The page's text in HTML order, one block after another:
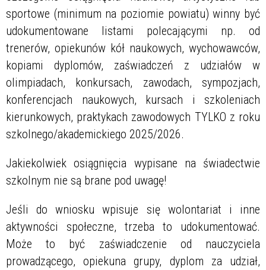
sportowe (minimum na poziomie powiatu) winny być
udokumentowane listami polecającymi np. od
trenerów, opiekunów kół naukowych, wychowawców,
kopiami dyplomów, zaświadczeń z udziałów w
olimpiadach, konkursach, zawodach, sympozjach,
konferencjach naukowych, kursach i szkoleniach
kierunkowych, praktykach zawodowych TYLKO z roku
szkolnego/akademickiego 2025/2026.
Jakiekolwiek osiągnięcia wypisane na świadectwie
szkolnym nie są brane pod uwagę!
Jeśli do wniosku wpisuje się wolontariat i inne
aktywności społeczne, trzeba to udokumentować.
Może to być zaświadczenie od nauczyciela
prowadzącego, opiekuna grupy, dyplom za udział,